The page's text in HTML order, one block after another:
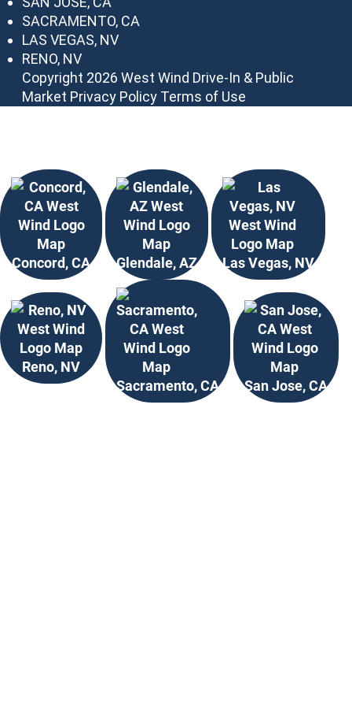
SACRAMENTO, CA
LAS VEGAS, NV
RENO, NV
Copyright 2026 West Wind Drive-In & Public
Market Privacy Policy Terms of Use
Concord, CA Glendale, AZ Las Vegas, NV
Reno, NV
Sacramento, CA
San Jose, CA